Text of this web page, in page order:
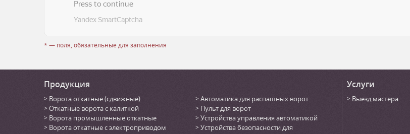
* — поля, обязательные для заполнения
Продукция
Ворота откатные (сдвижные)
Откатные ворота с калиткой
Ворота промышленные откатные
Ворота откатные с электроприводом
Автоматика для распашных ворот
Пульт для ворот
Устройства управления автоматикой
Устройства безопасности для
Услуги
Выезд мастера